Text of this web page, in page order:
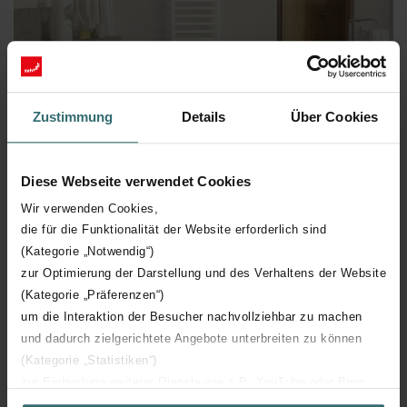
Zustimmung Details Über Cookies
Diese Webseite verwendet Cookies
Wir verwenden Cookies,
die für die Funktionalität der Website erforderlich sind
(Kategorie „Notwendig“)
zur Optimierung der Darstellung und des Verhaltens der Website
(Kategorie „Präferenzen“)
um die Interaktion der Besucher nachvollziehbar zu machen
und dadurch zielgerichtete Angebote unterbreiten zu können
(Kategorie „Statistiken“)
(Kategorie „Marketing“)
Ingetogen en modern
Net als bij de vrijwel alle Zehnder radiatoren heb je bij de Quaro
ook keuze uit één van de vele kleurmogelijkheden uit de Zehnder
World of Colours. Hiermee kun je het ingetogen model een
levendige uitstraling geven. Kies dus voor een rustig model in wit
dat opgaat in de ruimte of een Quaro in één van de trendkleuren